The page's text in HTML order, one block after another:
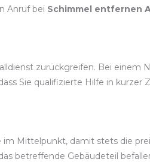
Anruf bei Schimmel entfernen
zurückgreifen. Bei einem
Sie qualifizierte Hilfe in
Mittelpunkt, damit stets die
betreffende Gebäudeteil